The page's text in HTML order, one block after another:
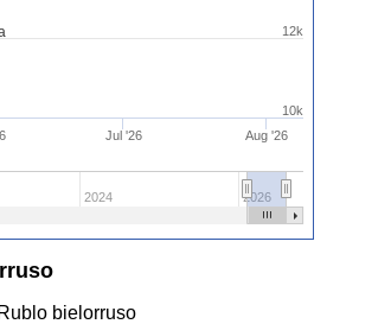
Jul '26 Aug '26
2024 2026
10k
12k
Rublo bielorruso